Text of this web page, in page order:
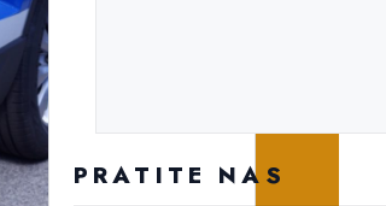
PRATITE NAS